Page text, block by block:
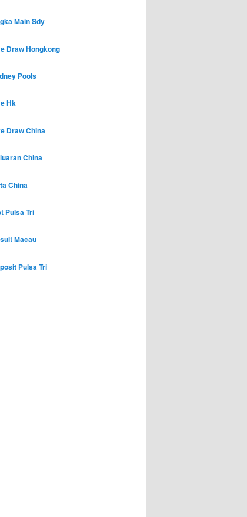
Main Sdy
Draw Hongkong
Pools
Hk
Draw China
China
China
Pulsa Tri
Macau
Pulsa Tri